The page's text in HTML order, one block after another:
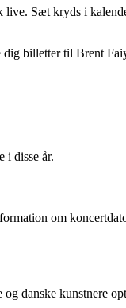
live. Sæt kryds i
billetter til Brent
i disse år.
om
danske kunstnere